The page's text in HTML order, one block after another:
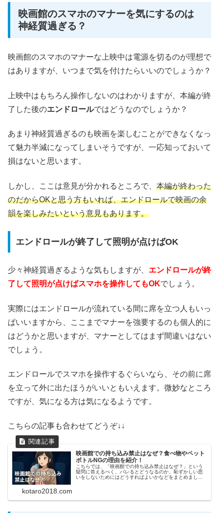
映画館のスマホのマナーを気にするのは
神経質過ぎる？
映画館のスマホのマナーな上映中は電源を切るのが理想で
はありますが、いつまで気を付けたらいいのでしょうか？
上映中はもちろん操作しないのはわかりますが、本編が終
了した後のエンドロールではどうなのでしょうか？
あまり神経質過ぎるのも映画を楽しむことができなくなっ
て魅力半減になってしまいそうですが、一応知っておいて
損はないと思います。
しかし、ここは意見が分かれるところで、 本編が終わった
のだからOKと思う方もいれば、エンドロールで映画の余
韻を楽しみたいという意見もあります。
エンドロールが終了して照明が点けばOK
少々神経質過ぎるような気もしますが、 エンドロールが終
了して照明が点けばスマホを操作してもOKでしょう。
実際にはエンドロールが流れている間に席を立つ人もいっ
ぱいいますから、ここまでマナーを強要するのも個人的に
はどうかと思いますが、マナーとしてはまず間違いはない
でしょう。
エンドロールでスマホを操作するぐらいなら、その前に席
を立って外に出たほうがいいともいえます。微妙なところ
ですが、気になる方は気になるようです。
こちらの記事も合わせてどうぞ↓↓
映画館での持ち込み禁止はなぜ？食べ物やペット
ボトルNGの理由を紹介！
こちらでは、「映画館での持ち込み禁止はなぜ？」という
疑問に答えるべく、バレるとどうなるのか、恥ずかしい思
いをしないためにはどうすればよいかなどをまとめまし
kotaro2018.com